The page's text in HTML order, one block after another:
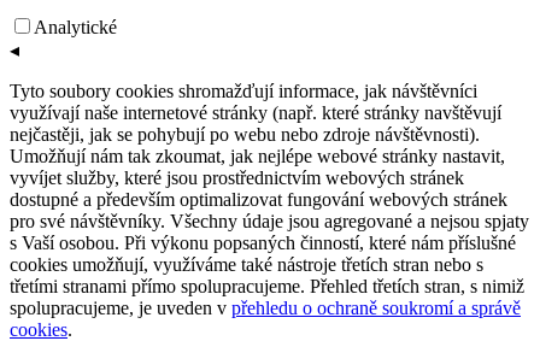
Analytické
◂
Tyto soubory cookies shromažďují informace, jak návštěvníci
využívají naše internetové stránky (např. které stránky navštěvují
nejčastěji, jak se pohybují po webu nebo zdroje návštěvnosti).
Umožňují nám tak zkoumat, jak nejlépe webové stránky nastavit,
vyvíjet služby, které jsou prostřednictvím webových stránek
dostupné a především optimalizovat fungování webových stránek
pro své návštěvníky. Všechny údaje jsou agregované a nejsou spjaty
s Vaší osobou. Při výkonu popsaných činností, které nám příslušné
cookies umožňují, využíváme také nástroje třetích stran nebo s
třetími stranami přímo spolupracujeme. Přehled třetích stran, s nimiž
spolupracujeme, je uveden v přehledu o ochraně soukromí a správě
cookies.